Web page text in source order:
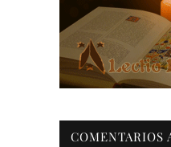
COMENTARIOS